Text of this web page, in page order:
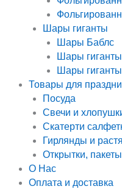
Шары гиганты
Шары Баблс
Шары
Шары
Товары для
Посуда
Свечи и
Скатерти
Гирлянды и
Открытки,
О Нас
Оплата и доставка